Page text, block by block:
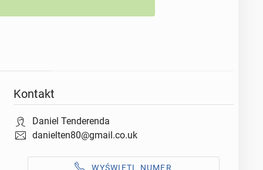
Kontakt
Daniel Tenderenda
danielten80@gmail.co.uk
WYŚWIETL NUMER